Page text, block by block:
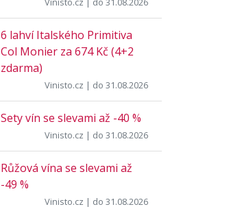
6 lahví Italského Primitiva
Col Monier za 674 Kč (4+2
zdarma)
Vinisto.cz | do 31.08.2026
Sety vín se slevami až -40 %
Vinisto.cz | do 31.08.2026
Růžová vína se slevami až
-49 %
Vinisto.cz | do 31.08.2026